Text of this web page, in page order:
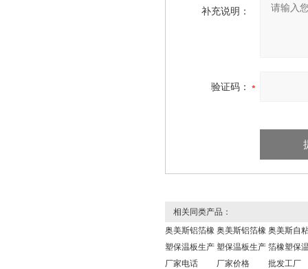
补充说明：
验证码：
相关同类产品：
奥美斯铝箔橡
塑保温板生产
厂家电话
奥美斯铝箔橡
塑保温板生产
厂家价格
奥美斯自
箔橡塑保
批发工厂